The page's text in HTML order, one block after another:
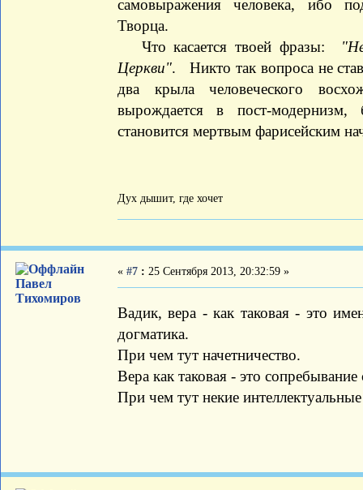
самовыражения человека, ибо
Творца.
Что касается твоей фразы:
Церкви". Никто так вопроса не
два крыла человеческого
вырождается в пост-
становится мертвым фарисейским
Дух дышит, где хочет
Павел
Тихомиров
« #7 : 25 Сентября 2013, 20:32:59 »
Вадик, вера - как таковая - это
догматика.
При чем тут начетничество.
Вера как таковая - это
При чем тут некие